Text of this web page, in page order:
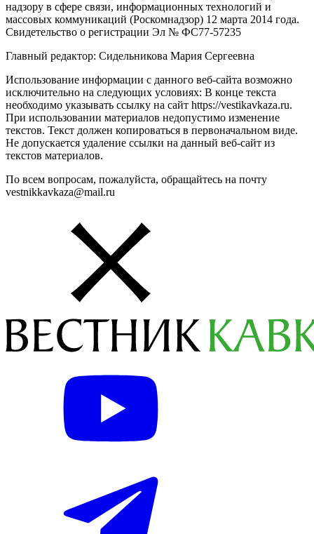
надзору в сфере связи, информационных технологий и
массовых коммуникаций (Роскомнадзор) 12 марта 2014 года.
Свидетельство о регистрации Эл № ФС77-57235
Главный редактор: Сидельникова Мария Сергеевна
Использование информации с данного веб-сайта возможно
исключительно на следующих условиях: В конце текста
необходимо указывать ссылку на сайт https://vestikavkaza.ru.
При использовании материалов недопустимо изменение
текстов. Текст должен копироваться в первоначальном виде.
Не допускается удаление ссылки на данный веб-сайт из
текстов материалов.
По всем вопросам, пожалуйста, обращайтесь на почту
vestnikkavkaza@mail.ru